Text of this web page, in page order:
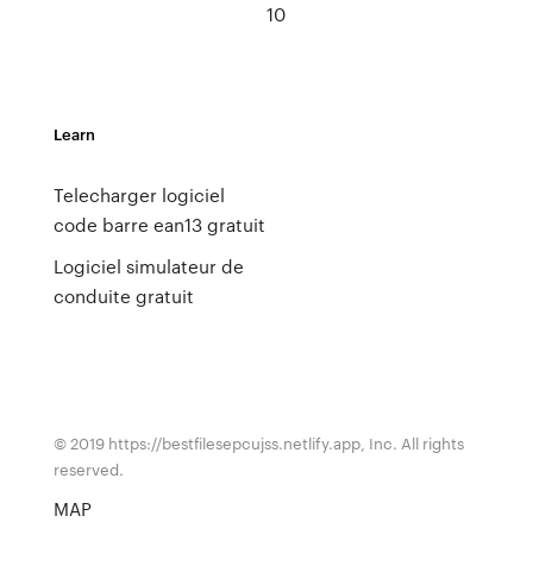
10
Learn
Telecharger logiciel
code barre ean13 gratuit
Logiciel simulateur de
conduite gratuit
© 2019 https://bestfilesepcujss.netlify.app, Inc. All rights
reserved.
MAP